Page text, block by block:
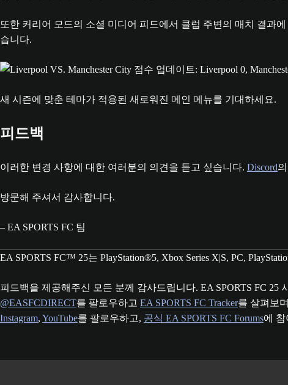
또한 커리어 모드의 소셜 미디어 피드에서 클럽 주변의 매치 결과
습니다.
새 시즌에 맞춘 테마가 적용된 새로워진 메인 메뉴를 기대하세요.
피드백
이러한 변경 사항에 대한 여러분의 의견을 듣고 싶습니다. Discord
방문해 주셔서 감사합니다.
– EA SPORTS FC 팀
EA SPORTS FC™ 25는 PlayStation®5, Xbox Series X|S, PC,
피드백을 제공해주신 모든 분께 감사드립니다. EA SPORTS FC
@‌EASFCDIRECT를 팔로우하고 EA SPORTS FC Tracker를 살펴보
Instagram, YouTube를 팔로우하고, 공식 EA SPORTS FC Forums에 참